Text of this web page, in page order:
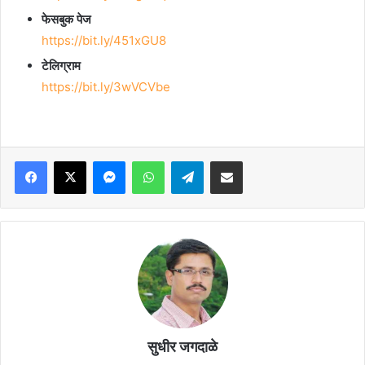
फेसबुक पेज
https://bit.ly/451xGU8
टेलिग्राम
https://bit.ly/3wVCVbe
Facebook
X MessengerWhatsAppTelegramShare via Email
सुधीर जगदाळे